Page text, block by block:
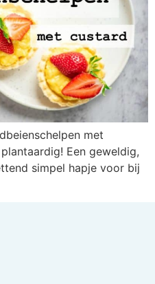
met
Een geweldig,
simpel hapje voor bij